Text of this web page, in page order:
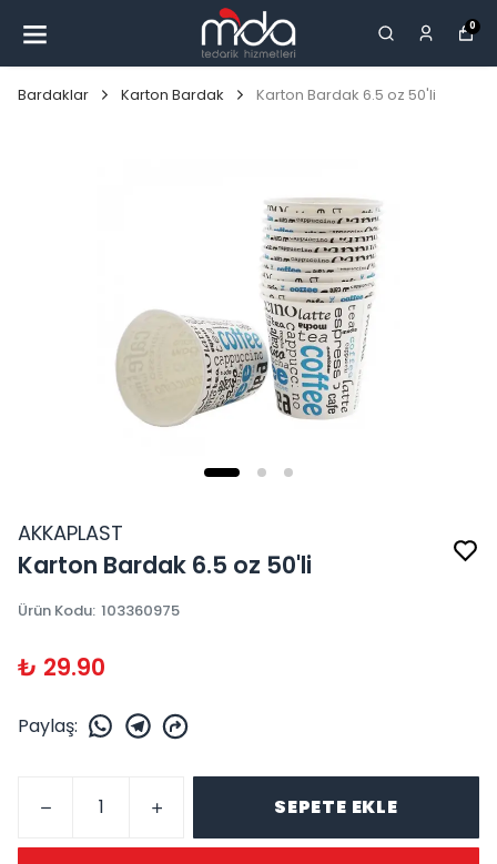
0
Bardaklar Karton Bardak Karton Bardak 6.5 oz 50'li
AKKAPLAST
Karton Bardak 6.5 oz 50'li
Ürün Kodu: 103360975
₺ 29.90
Paylaş:
SEPETE EKLE